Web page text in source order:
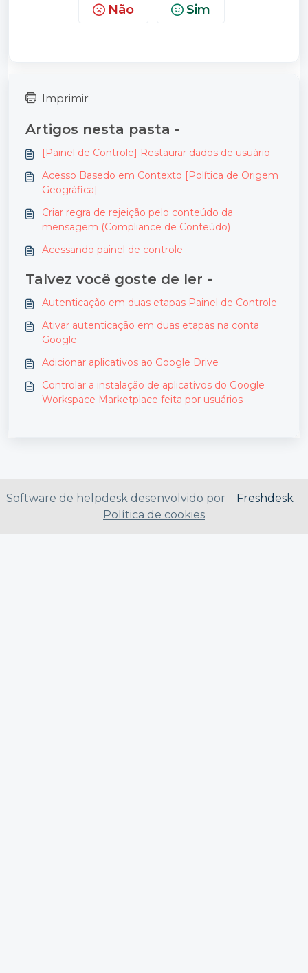
Não Sim
Imprimir
Artigos nesta pasta -
[Painel de Controle] Restaurar dados de usuário
Acesso Basedo em Contexto [Política de Origem
Geográfica]
Criar regra de rejeição pelo conteúdo da
mensagem (Compliance de Conteúdo)
Acessando painel de controle
Talvez você goste de ler -
Autenticação em duas etapas Painel de Controle
Ativar autenticação em duas etapas na conta
Google
Adicionar aplicativos ao Google Drive
Controlar a instalação de aplicativos do Google
Workspace Marketplace feita por usuários
Software de helpdesk desenvolvido por
Freshdesk
Política de cookies